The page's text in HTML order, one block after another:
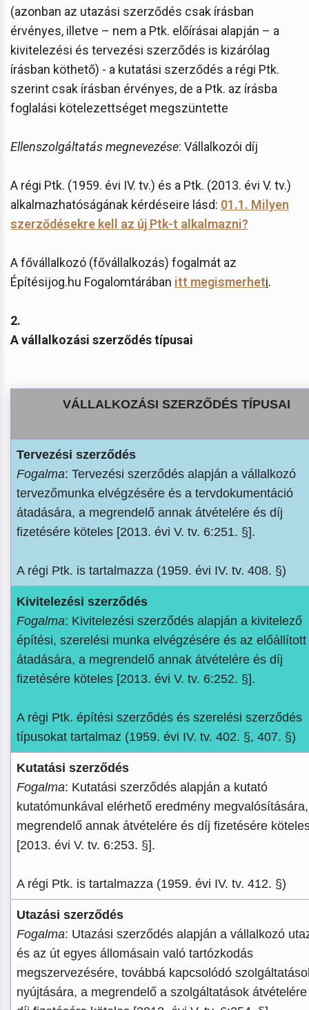
(azonban az utazási szerződés csak írásban
érvényes, illetve – nem a Ptk. előírásai alapján – a
kivitelezési és tervezési szerződés is kizárólag
írásban köthető) - a kutatási szerződés a régi Ptk.
szerint csak írásban érvényes, de a Ptk. az írásba
foglalási kötelezettséget megszüntette
Ellenszolgáltatás megnevezése: Vállalkozói díj
A régi Ptk. (1959. évi IV. tv.) és a Ptk. (2013. évi V. tv.)
alkalmazhatóságának kérdéseire lásd: 01.1. Milyen
szerződésekre kell az új Ptk-t alkalmazni?
A fővállalkozó (fővállalkozás) fogalmát az
Építésijog.hu Fogalomtárában itt megismerheti.
2.
A vállalkozási szerződés típusai
VÁLLALKOZÁSI SZERZŐDÉS TÍPUSAI
Tervezési szerződés
Fogalma: Tervezési szerződés alapján a vállalkozó
tervezőmunka elvégzésére és a tervdokumentáció
átadására, a megrendelő annak átvételére és díj
fizetésére köteles [2013. évi V. tv. 6:251. §].
A régi Ptk. is tartalmazza (1959. évi IV. tv. 408. §)
Kivitelezési szerződés
Fogalma: Kivitelezési szerződés alapján a kivitelező
építési, szerelési munka elvégzésére és az előállított
átadására, a megrendelő annak átvételére és díj
fizetésére köteles [2013. évi V. tv. 6:252. §].
A régi Ptk. építési szerződés és szerelési szerződés
típusokat tartalmaz (1959. évi IV. tv. 402. §, 407. §)
Kutatási szerződés
Fogalma: Kutatási szerződés alapján a kutató
kutatómunkával elérhető eredmény
megrendelő annak átvételére és díj fizetésére
[2013. évi V. tv. 6:253. §].
A régi Ptk. is tartalmazza (1959. évi IV. tv. 412. §)
Utazási szerződés
Fogalma: Utazási szerződés alapján a vállalkozó
és az út egyes állomásain való tartózkodás
megszervezésére, továbbá kapcsolódó
nyújtására, a megrendelő a szolgáltatások